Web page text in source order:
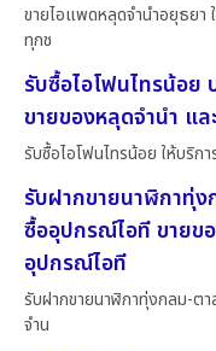
ขายไอแพดหลุดจำนำอยุธยา
ทุกช
รับซื้อไอโฟนไทรน้อย
ขายของหลุดจำนำ แ
รับซื้อไอโฟนไทรน้อย ให้บริก
รับฝากขายนาฬิกาทุ่
ซื้ออุปกรณ์ไอที ขายข
อุปกรณ์ไอที
รับฝากขายนาฬิกาทุ่งกลม-ต
จำน